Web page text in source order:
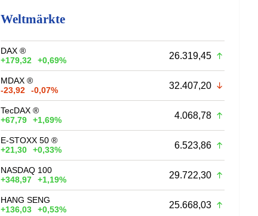
Weltmärkte
DAX ®
+179,32
+0,69% 26.319,45
MDAX ®
-23,92
-0,07% 32.407,20
TecDAX ®
+67,79
+1,69% 4.068,78
E-STOXX 50 ®
+21,30
+0,33% 6.523,86
NASDAQ 100
+348,97
+1,19% 29.722,30
HANG SENG
+136,03
+0,53% 25.668,03